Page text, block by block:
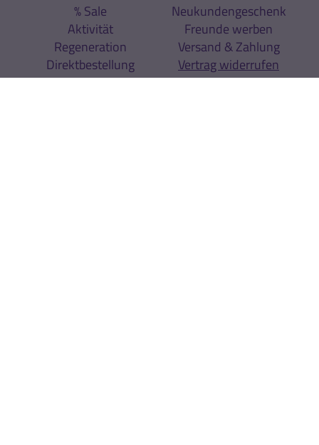
% Sale
Aktivität
Regeneration
Direktbestellung
Neukundengeschenk
Freunde werben
Versand & Zahlung
Vertrag widerrufen